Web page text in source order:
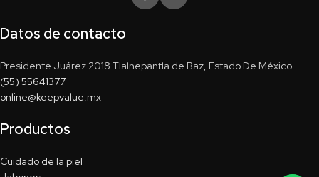
Datos de contacto
Presidente Juárez 2018 Tlalnepantla de Baz, Estado De México
(55) 55641377
online@keepvalue.mx
Productos
Cuidado de la piel